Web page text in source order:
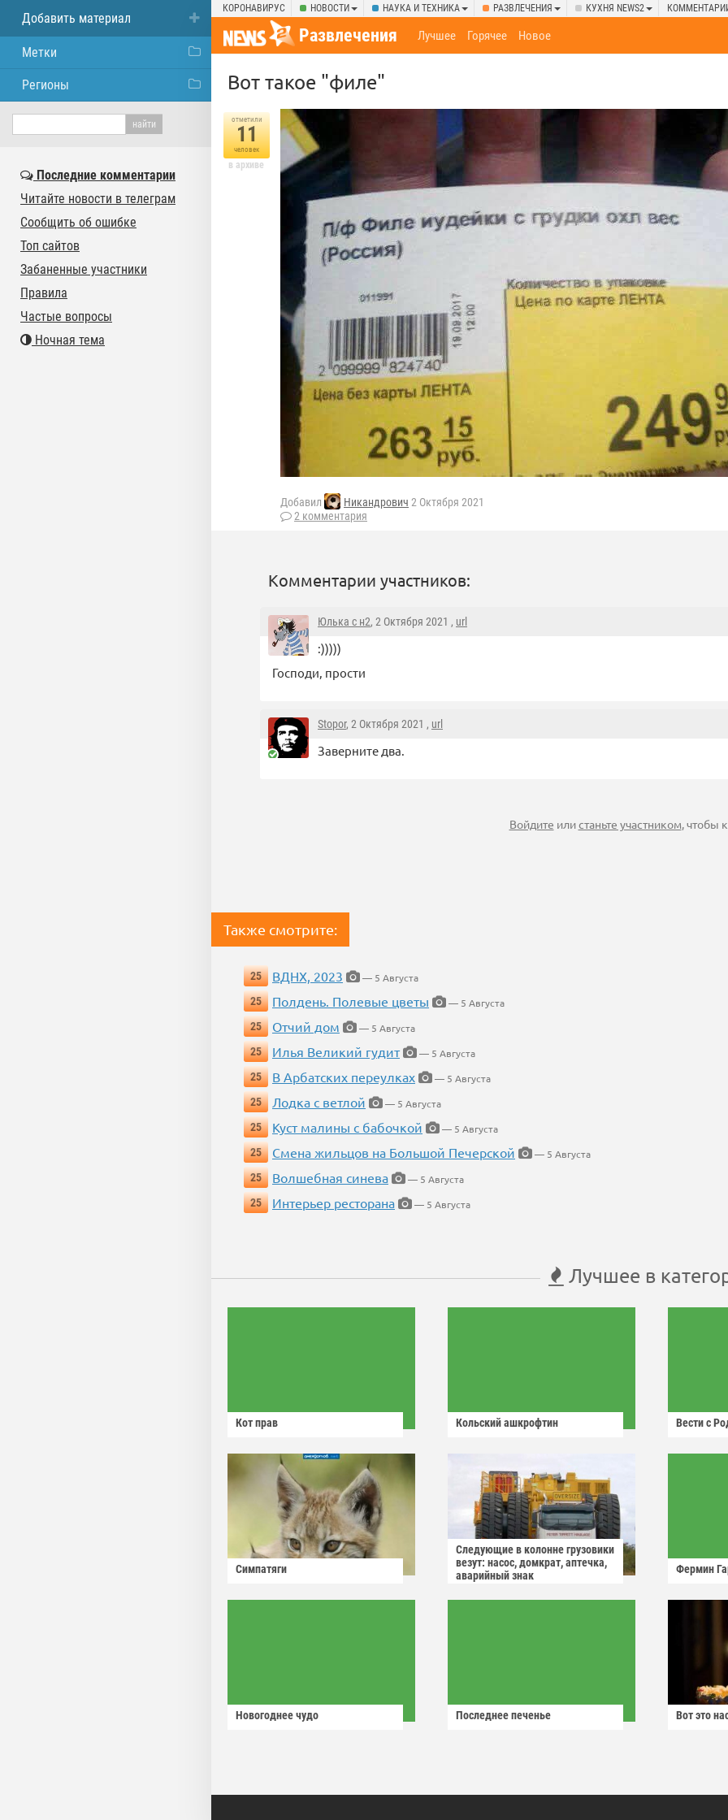
КОРОНАВИРУС НОВОСТИ НАУКА И ТЕХНИКА РАЗВЛЕЧЕНИЯ КУХНЯ NEWS2
Развлечения Лучшее Горячее Новое
Вот такое "филе"
отметили
11
человек
в архиве
Добавил Никандрович 2 Октября 2021
2 комментария
Комментарии участников:
Юлька с н2, 2 Октября 2021 , url
:)))))
Господи, прости
Stopor, 2 Октября 2021 , url
Заверните два.
Войдите илистаньте участником, чтобы
Также смотрите:
25 ВДНХ, 2023
— 5 Августа
25
Полдень. Полевые цветы
— 5 Августа
25
Отчий дом
— 5 Августа
25
Илья Великий гудит
— 5 Августа
25
В Арбатских переулках
— 5 Августа
25
Лодка с ветлой
— 5 Августа
25
Куст малины с бабочкой
— 5 Августа
25
Смена жильцов на Большой Печерской
— 5 Августа
25
Волшебная синева
— 5 Августа
25
Интерьер ресторана — 5 Августа
Лучшее в
Кот прав Кольский ашкрофтин Вести с
Симпатяги
Следующие в колонне грузовики
везут: насос, домкрат, аптечка,
аварийный знак
Фермин
Новогоднее чудо Последнее печенье Вот это
Добавить материал
Метки
Регионы
Последние комментарии
Читайте новости в телеграм
Сообщить об ошибке
Топ сайтов
Забаненные участники
Правила
Частые вопросы
Ночная тема